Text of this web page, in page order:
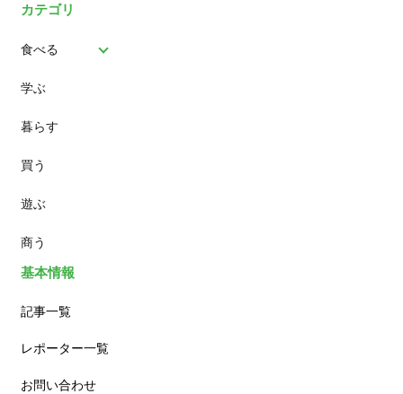
カテゴリ
食べる
パン
スイーツ
ランチ
カフェ
学ぶ
暮らす
買う
遊ぶ
商う
基本情報
記事一覧
レポーター一覧
お問い合わせ